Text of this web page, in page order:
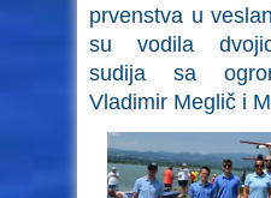
prvenstva u
su vodila
sudija sa
Vladimir Meglič i